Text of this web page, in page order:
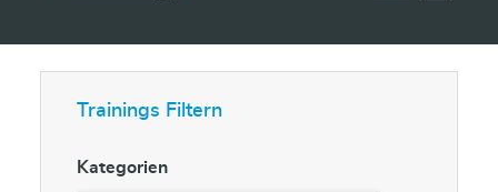
Trainings Filtern
Kategorien